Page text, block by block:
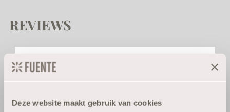
Deze website maakt gebruik van cookies
REVIEWS
10% korting